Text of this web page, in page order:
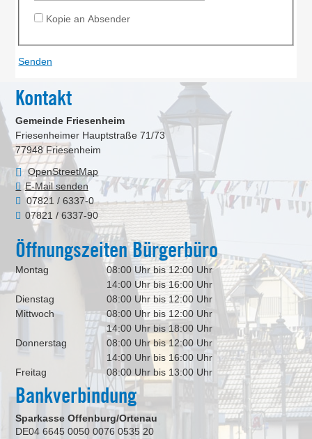
Kopie an Absender
Kontakt
Gemeinde Friesenheim
Friesenheimer Hauptstraße 71/73
77948 Friesenheim
OpenStreetMap
E-Mail senden
07821 / 6337-0
07821 / 6337-90
Öffnungszeiten Bürgerbüro
Montag
08:00 Uhr bis 12:00 Uhr
14:00 Uhr bis 16:00 Uhr
Dienstag
08:00 Uhr bis 12:00 Uhr
Mittwoch
08:00 Uhr bis 12:00 Uhr
14:00 Uhr bis 18:00 Uhr
Donnerstag
08:00 Uhr bis 12:00 Uhr
14:00 Uhr bis 16:00 Uhr
Freitag
08:00 Uhr bis 13:00 Uhr
Bankverbindung
Sparkasse Offenburg/Ortenau
DE04 6645 0050 0076 0535 20